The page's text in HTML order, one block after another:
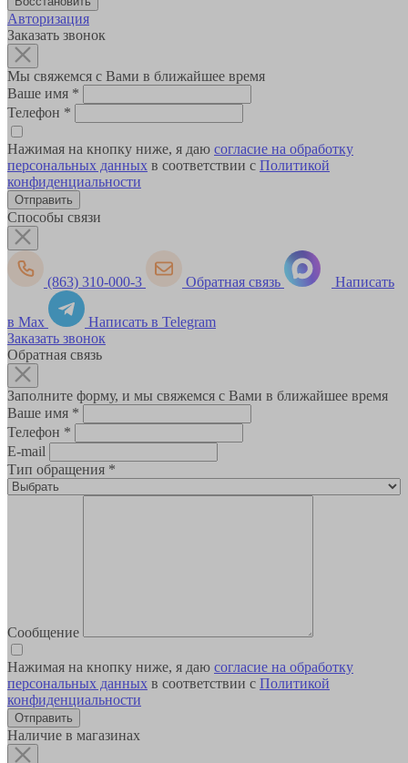
Авторизация
Заказать звонок
Мы свяжемся с Вами в ближайшее время
Ваше имя *
Телефон *
Нажимая на кнопку ниже, я даю согласие на обработку
персональных данных в соответствии с Политикой
конфиденциальности
Способы связи
(863) 310-000-3 Обратная связь Написать
в Max
Написать в Telegram
Заказать звонок
Обратная связь
Заполните форму, и мы свяжемся с Вами в ближайшее время
Ваше имя *
Телефон *
E-mail
Тип обращения *
Сообщение
Нажимая на кнопку ниже, я даю согласие на обработку
персональных данных в соответствии с Политикой
конфиденциальности
Наличие в магазинах